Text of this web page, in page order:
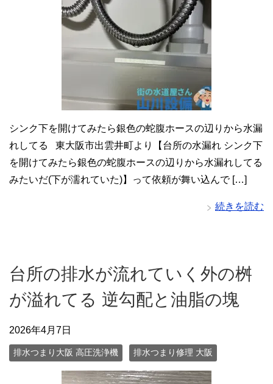
シンク下を開けてみたら銀色の蛇腹ホースの辺りから水漏
れしてる 東大阪市出雲井町より【台所の水漏れ シンク下
を開けてみたら銀色の蛇腹ホースの辺りから水漏れしてる
みたいだ(下が濡れていた)】って依頼が舞い込んで […]
続きを読む
台所の排水が流れていく外の桝
が溢れてる 逆勾配と油脂の塊
2026年4月7日
排水つまり大阪 高圧洗浄機 排水つまり修理 大阪